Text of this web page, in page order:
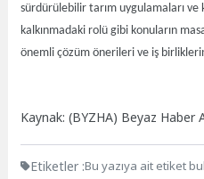
sürdürülebilir tarım uygulamaları ve
kalkınmadaki rolü gibi konuların
önemli çözüm önerileri ve iş
Kaynak: (BYZHA) Beyaz Haber
Etiketler :Bu yazıya ait etiket